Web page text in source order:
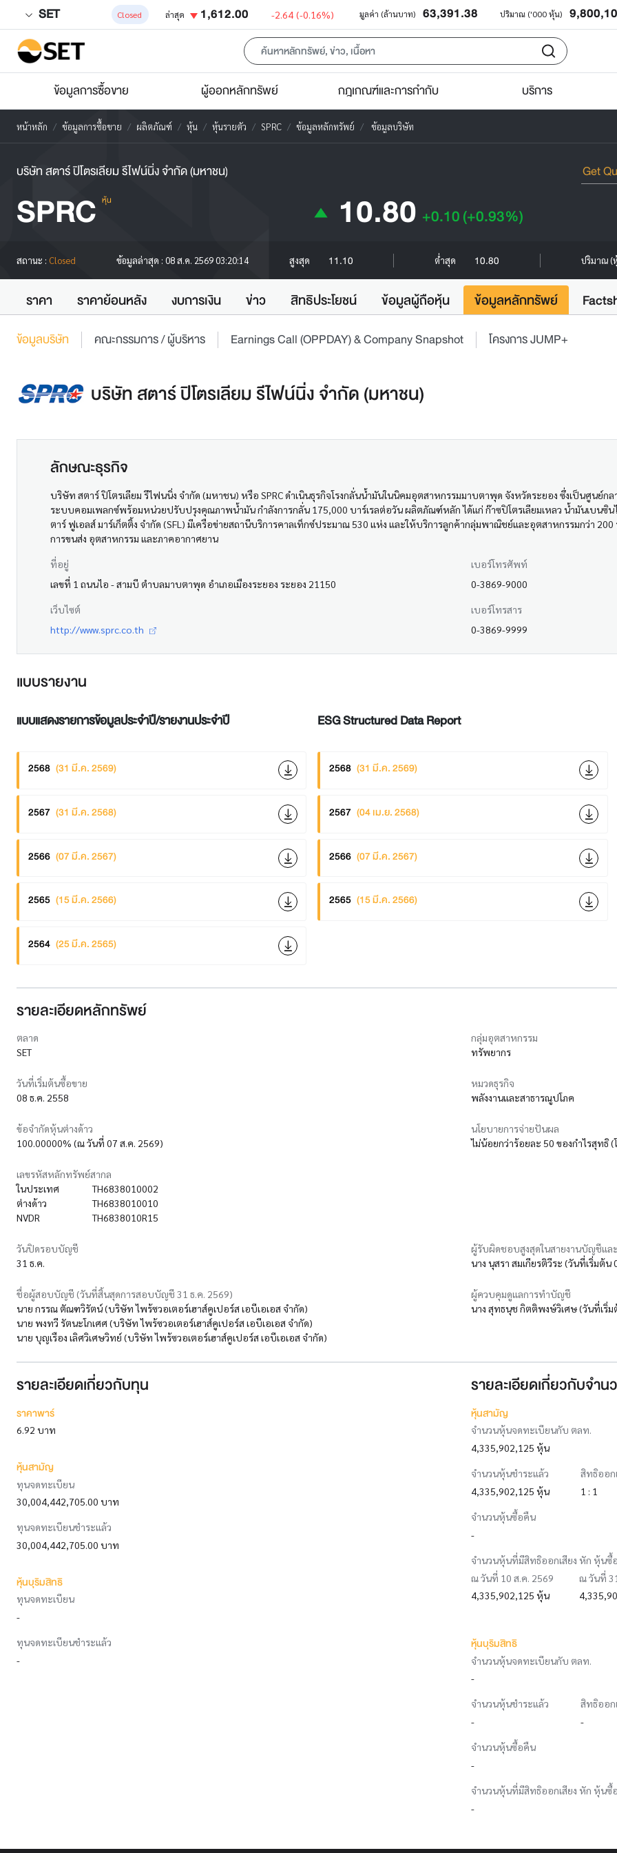
SET Closed ล่าสุด 1,612.00 -2.64 (-0.16%) มูลค่า (ล้านบาท) 63,391.38 ปริมาณ ('000 หุ้น)
ข้อมูลการซื้อขาย ผู้ออกหลักทรัพย์ กฎเกณฑ์และการกำกับ บริการ
หน้าหลัก ข้อมูลการซื้อขาย ผลิตภัณฑ์ หุ้น หุ้นรายตัว SPRC ข้อมูลหลักทรัพย์ ข้อมูลบริษัท
บริษัท สตาร์ ปิโตรเลียม รีไฟน์นิ่ง จำกัด (มหาชน)
SPRC หุ้น 10.80 +0.10(+0.93%)
สถานะ : Closed ข้อมูลล่าสุด : 08 ส.ค. 2569 03:20:14 สูงสุด 11.10 ต่ำสุด 10.80 ปริมาณ (
ราคา ราคาย้อนหลัง งบการเงิน ข่าว สิทธิประโยชน์ ข้อมูลผู้ถือหุ้น ข้อมูลหลักทรัพย์
ข้อมูลบริษัท คณะกรรมการ / ผู้บริหาร Earnings Call (OPPDAY) & Company Snapshot โครงการ JUMP+
บริษัท สตาร์ ปิโตรเลียม รีไฟน์นิ่ง จำกัด (มหาชน)
ลักษณะธุรกิจ
บริษัท สตาร์ ปิโตรเลียม รีไฟนนิ่ง จำกัด (มหาชน) หรือ SPRC ดำเนินธุรกิจโรงกลั่นน้ำมันในนิคมอุตสาหกรรมมาบตาพุด จังหวัดระยอง ซึ่งเป็นศูนย์ก
ระบบคอมเพลกซ์พร้อมหน่วยปรับปรุงคุณภาพน้ำมัน กำลังการกลั่น 175,000 บาร์เรลต่อวัน ผลิตภัณฑ์หลัก ได้แก่ ก๊าซปิโตรเลียมเหลว น้ำมันเบนซิ
ตาร์ ฟูเอลส์ มาร์เก็ตติ้ง จำกัด (SFL) มีเครือข่ายสถานีบริการคาลเท็กซ์ประมาณ 530 แห่ง และให้บริการลูกค้ากลุ่มพาณิชย์และอุตสาหกรรมกว่า
การขนส่ง อุตสาหกรรม และภาคอากาศยาน
ที่อยู่
เลขที่ 1 ถนนไอ - สามบี ตำบลมาบตาพุด อำเภอเมืองระยอง ระยอง 21150
เบอร์โทรศัพท์
0-3869-9000
เว็บไซต์
http://www.sprc.co.th
เบอร์โทรสาร
0-3869-9999
แบบรายงาน
แบบแสดงรายการข้อมูลประจำปี/รายงานประจำปี
2568 (31 มี.ค. 2569)
2567 (31 มี.ค. 2568)
2566 (07 มี.ค. 2567)
2565 (15 มี.ค. 2566)
2564 (25 มี.ค. 2565)
ESG Structured Data Report
2568 (31 มี.ค. 2569)
2567 (04 เม.ย. 2568)
2566 (07 มี.ค. 2567)
2565 (15 มี.ค. 2566)
รายละเอียดหลักทรัพย์
ตลาด
SET
กลุ่มอุตสาหกรรม
ทรัพยากร
วันที่เริ่มต้นซื้อขาย
08 ธ.ค. 2558
หมวดธุรกิจ
พลังงานและสาธารณูปโภค
ข้อจำกัดหุ้นต่างด้าว
100.00000% (ณ วันที่ 07 ส.ค. 2569)
นโยบายการจ่ายปันผล
ไม่น้อยกว่าร้อยละ 50 ของกำไรสุทธิ (
เลขรหัสหลักทรัพย์สากล
ในประเทศ
TH6838010002
ต่างด้าว
TH6838010010
NVDR
TH6838010R15
วันปิดรอบบัญชี
31 ธ.ค.
ชื่อผู้สอบบัญชี (วันที่สิ้นสุดการสอบบัญชี 31 ธ.ค. 2569)
นาย กรรณ ตัณฑวิรัตน์ (บริษัท ไพร้ซวอเตอร์เฮาส์คูเปอร์ส เอบีเอเอส จำกัด)
นาย พงทวี รัตนะโกเศศ (บริษัท ไพร้ซวอเตอร์เฮาส์คูเปอร์ส เอบีเอเอส จำกัด)
นาย บุญเรือง เลิศวิเศษวิทย์ (บริษัท ไพร้ซวอเตอร์เฮาส์คูเปอร์ส เอบีเอเอส จำกัด)
ผู้รับผิดชอบสูงสุดในสายงานบัญชีและ
นาง นุสรา สมเกียรติวีระ (วันที่เริ่มต้น
ผู้ควบคุมดูแลการทำบัญชี
นาง สุทธนุช กิตติพงษ์วิเศษ (วันที่เริ่ม
รายละเอียดเกี่ยวกับทุน
ราคาพาร์
6.92 บาท
หุ้นสามัญ
ทุนจดทะเบียน
30,004,442,705.00 บาท
ทุนจดทะเบียนชำระแล้ว
30,004,442,705.00 บาท
หุ้นบุริมสิทธิ
ทุนจดทะเบียน
-
ทุนจดทะเบียนชำระแล้ว
-
รายละเอียดเกี่ยวกับจำ
หุ้นสามัญ
จำนวนหุ้นจดทะเบียนกับ ตลท.
4,335,902,125 หุ้น
จำนวนหุ้นชำระแล้ว
4,335,902,125 หุ้น
สิทธิออก
1 : 1
จำนวนหุ้นซื้อคืน
-
จำนวนหุ้นที่มีสิทธิออกเสียง หัก หุ้นซื้
ณ วันที่ 10 ส.ค. 2569
4,335,902,125 หุ้น
ณ วันที่
หุ้นบุริมสิทธิ
จำนวนหุ้นจดทะเบียนกับ ตลท.
-
จำนวนหุ้นชำระแล้ว
-
สิทธิออก
-
จำนวนหุ้นซื้อคืน
-
จำนวนหุ้นที่มีสิทธิออกเสียง หัก หุ้นซื้
-